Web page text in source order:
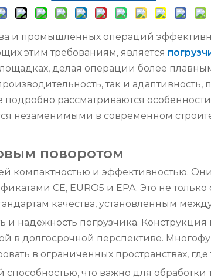
и промышленных операций
этим требованиям, является
делая операции более
так и
подробно рассматриваются
незаменимыми в современном
поворотом
компактностью и эффективностью.
CE, EURO5 и EPA. Это не
качества, установленным
надежность погрузчика.
в долгосрочной перспективе.
в ограниченных пространствах,
что важно для